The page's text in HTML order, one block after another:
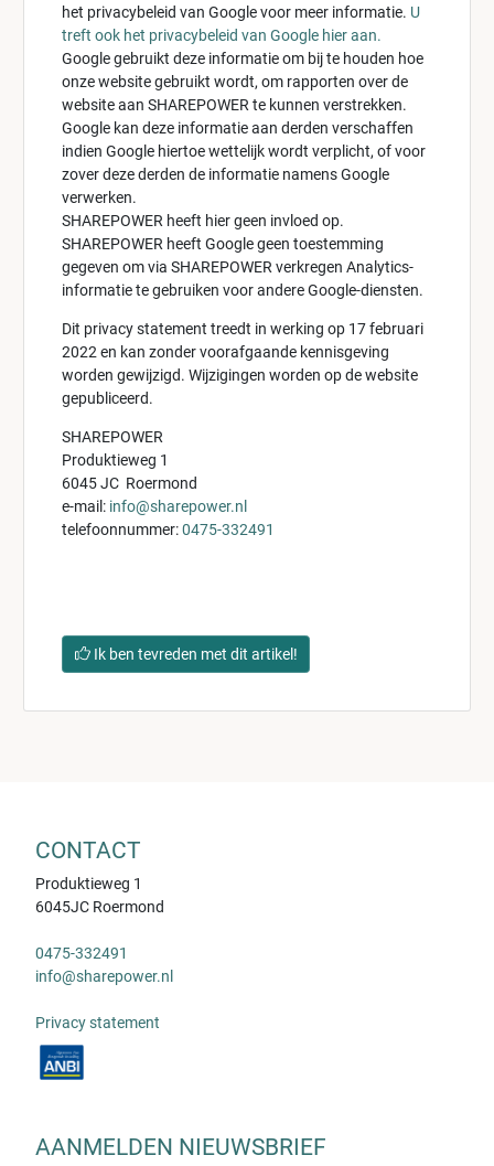
het privacybeleid van Google voor meer informatie. U
treft ook het privacybeleid van Google hier aan.
Google gebruikt deze informatie om bij te houden hoe
onze website gebruikt wordt, om rapporten over de
website aan SHAREPOWER te kunnen verstrekken.
Google kan deze informatie aan derden verschaffen
indien Google hiertoe wettelijk wordt verplicht, of voor
zover deze derden de informatie namens Google
verwerken.
SHAREPOWER heeft hier geen invloed op.
SHAREPOWER heeft Google geen toestemming
gegeven om via SHAREPOWER verkregen Analytics-
informatie te gebruiken voor andere Google-diensten.
Dit privacy statement treedt in werking op 17 februari
2022 en kan zonder voorafgaande kennisgeving
worden gewijzigd. Wijzigingen worden op de website
gepubliceerd.
SHAREPOWER
Produktieweg 1
6045 JC Roermond
e-mail: info@sharepower.nl
telefoonnummer:0475-332491
Ik ben tevreden met dit artikel!
CONTACT
Produktieweg 1
6045JC Roermond
0475-332491
info@sharepower.nl
Privacy statement
AANMELDEN NIEUWSBRIEF